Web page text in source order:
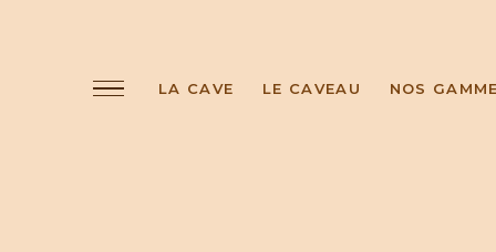
LA CAVE LE CAVEAU NOS